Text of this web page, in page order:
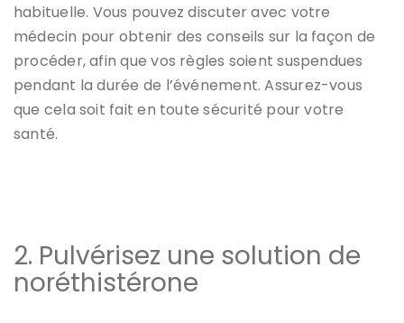
habituelle. Vous pouvez discuter avec votre
médecin pour obtenir des conseils sur la façon de
procéder, afin que vos règles soient suspendues
pendant la durée de l’événement. Assurez-vous
que cela soit fait en toute sécurité pour votre
santé.
2. Pulvérisez une solution de
noréthistérone